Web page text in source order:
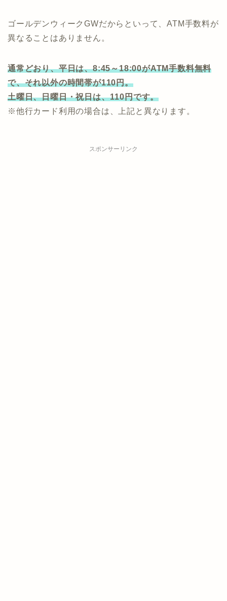
ゴールデンウィークGWだからといって、ATM手数料が
異なることはありません。
通常どおり、平日は、8:45～18:00がATM手数料無料
で、それ以外の時間帯が110円。
土曜日、日曜日・祝日は、110円です。
※他行カード利用の場合は、上記と異なります。
スポンサーリンク